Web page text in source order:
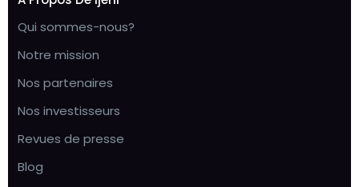
Qui sommes-nous?
Notre mission
Nos partenaires
Nos investisseurs
Revues de presse
Blog